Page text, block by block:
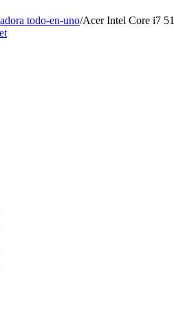
todo-en-uno/Acer Intel Core i7